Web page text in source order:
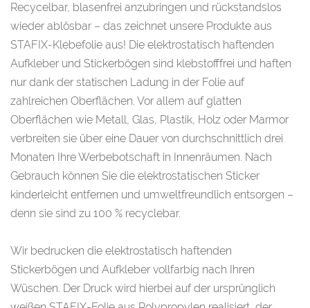
Recycelbar, blasenfrei anzubringen und rückstandslos
wieder ablösbar – das zeichnet unsere Produkte aus
STAFIX-Klebefolie aus! Die elektrostatisch haftenden
Aufkleber und Stickerbögen sind klebstofffrei und haften
nur dank der statischen Ladung in der Folie auf
zahlreichen Oberflächen. Vor allem auf glatten
Oberflächen wie Metall, Glas, Plastik, Holz oder Marmor
verbreiten sie über eine Dauer von durchschnittlich drei
Monaten Ihre Werbebotschaft in Innenräumen. Nach
Gebrauch können Sie die elektrostatischen Sticker
kinderleicht entfernen und umweltfreundlich entsorgen –
denn sie sind zu 100 % recyclebar.
Wir bedrucken die elektrostatisch haftenden
Stickerbögen und Aufkleber vollfarbig nach Ihren
Wüschen. Der Druck wird hierbei auf der ursprünglich